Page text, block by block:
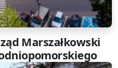
Marszałkowski